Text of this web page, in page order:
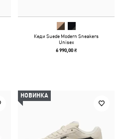
Кеди Suede Modern Sneakers
Unisex
6 990,00 ₴
НОВИНКА